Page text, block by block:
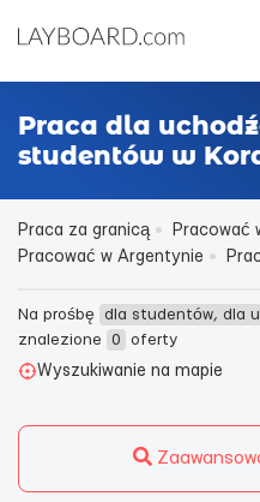
Praca dla
studentów w
Praca za granicą
Pracować
Pracować w Argentynie
Na prośbę dla studentów, dla
znalezione
0
oferty
Wyszukiwanie na mapie